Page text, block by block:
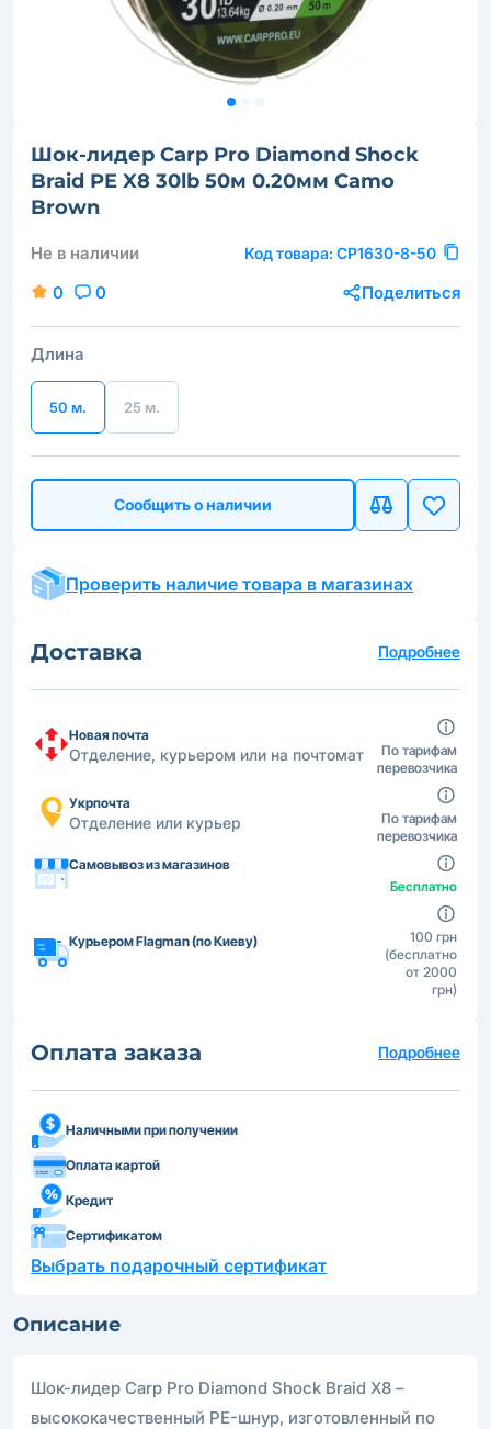
Шок-лидер Carp Pro Diamond Shock
Braid PE X8 30lb 50м 0.20мм Camo
Brown
Не в наличии Код товара: CP1630-8-50
0 0 Поделиться
Длина
50 м. 25 м.
Сообщить о наличии
Проверить наличие товара в магазинах
Доставка Подробнее
Новая почта
Отделение, курьером или на почтомат
По тарифам
перевозчика
Укрпочта
Отделение или курьер
По тарифам
перевозчика
Самовывоз из магазинов
Бесплатно
Курьером Flagman (по Киеву)
100 грн
(бесплатно
от 2000
грн)
Оплата заказа Подробнее
Наличными при получении
Оплата картой
Кредит
Сертификатом
Выбрать подарочный сертификат
Описание
Шок-лидер Carp Pro Diamond Shock Braid Х8 –
высококачественный PE-шнур, изготовленный по